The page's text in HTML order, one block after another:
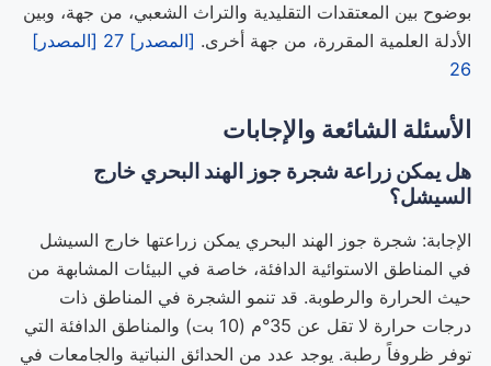
بوضوح بين المعتقدات التقليدية والتراث الشعبي، من جهة، وبين
الأدلة العلمية المقررة، من جهة أخرى. [المصدر] 27
[المصدر]
26
الأسئلة الشائعة والإجابات
هل يمكن زراعة شجرة جوز الهند البحري خارج
السيشل؟
الإجابة: شجرة جوز الهند البحري يمكن زراعتها خارج السيشل
في المناطق الاستوائية الدافئة، خاصة في البيئات المشابهة من
حيث الحرارة والرطوبة. قد تنمو الشجرة في المناطق ذات
درجات حرارة لا تقل عن 35°م (10 بت) والمناطق الدافئة التي
توفر ظروفاً رطبة. يوجد عدد من الحدائق النباتية والجامعات في